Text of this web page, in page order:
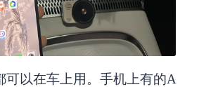
可以在车上用。手机上有的A